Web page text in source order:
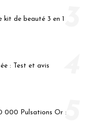
kit de beauté 3 en 1 3
: Test et avis
000 Pulsations Or :
5